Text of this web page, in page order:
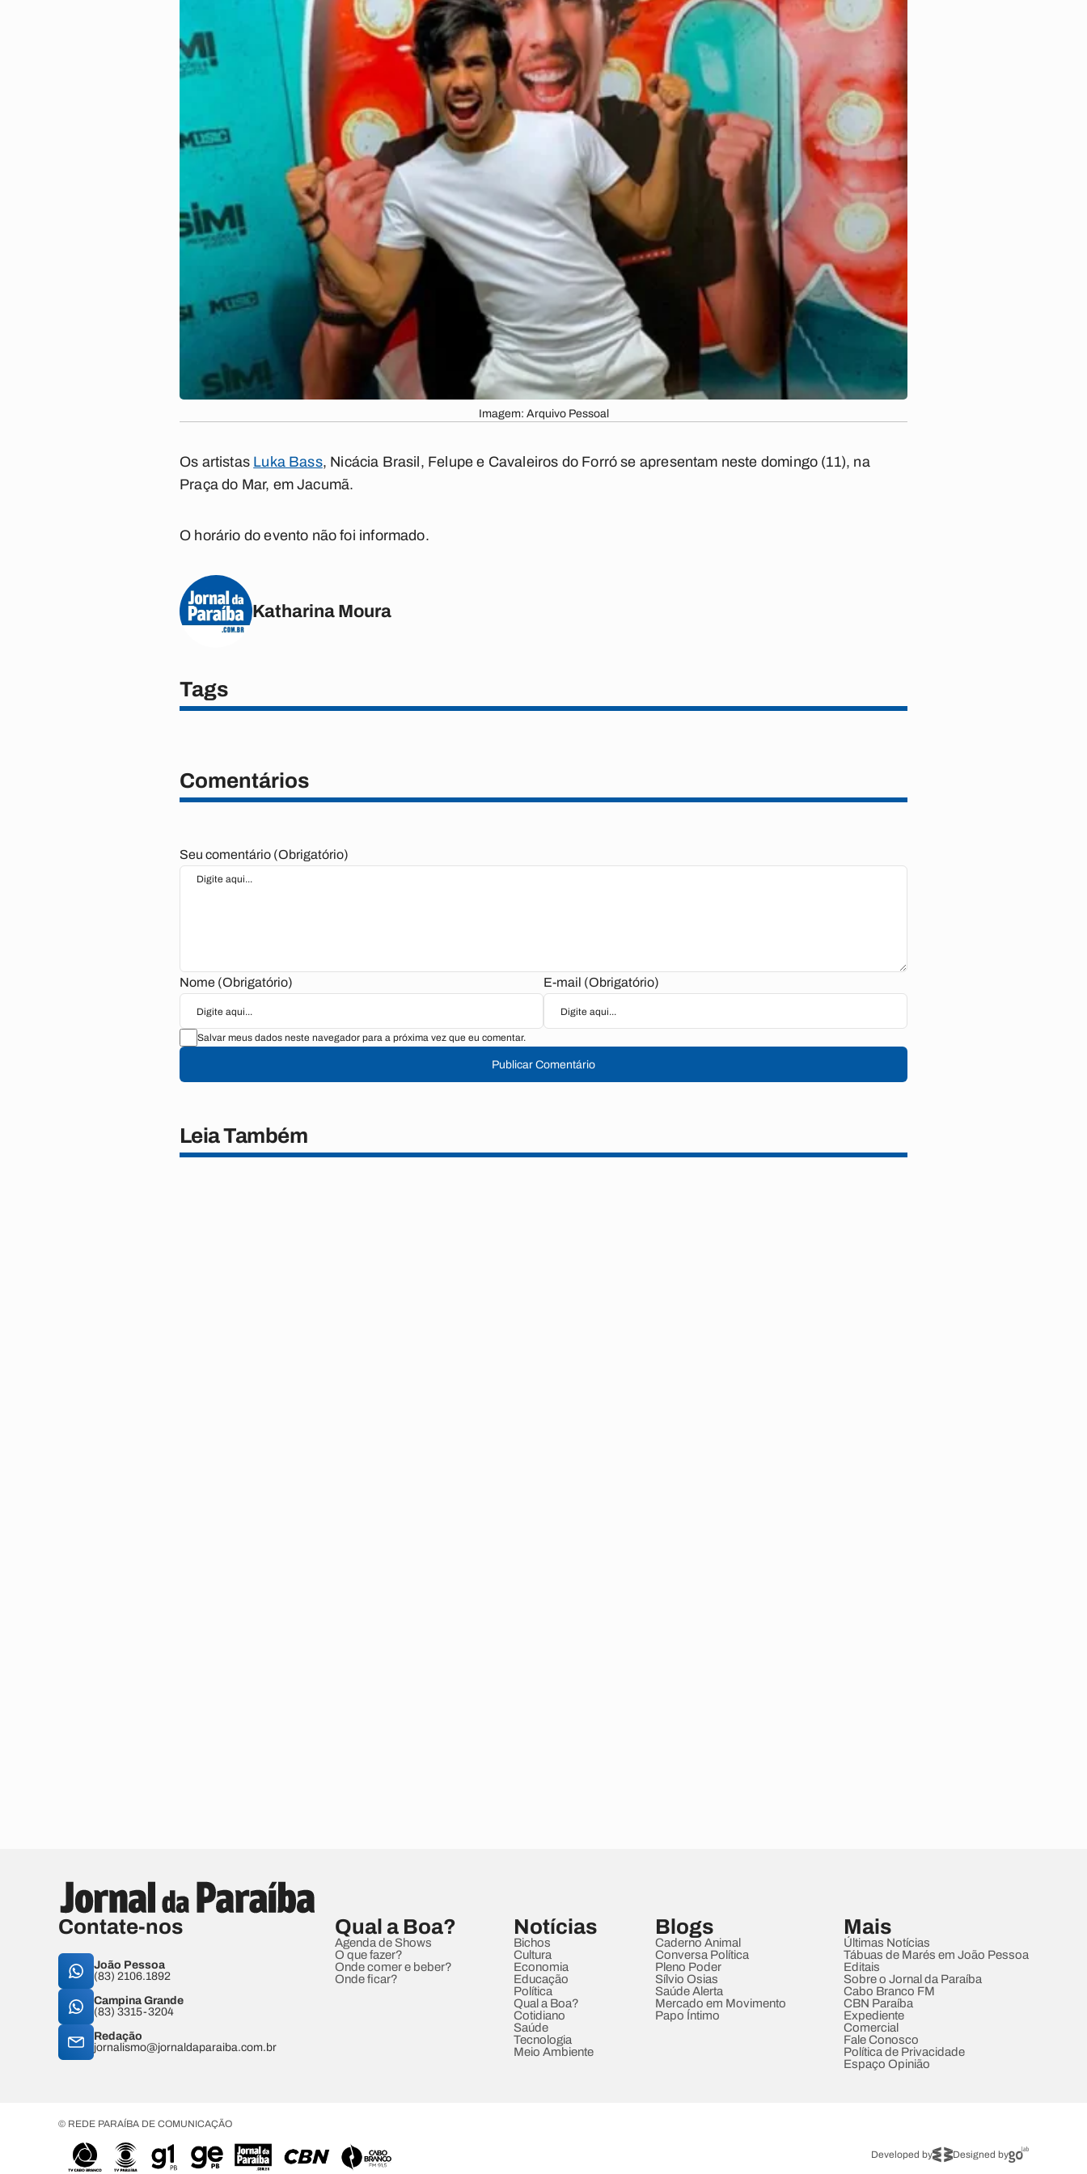
Imagem: Arquivo Pessoal
Os artistas Luka Bass, Nicácia Brasil, Felupe e Cavaleiros do Forró se apresentam neste domingo (11), na
Praça do Mar, em Jacumã.
O horário do evento não foi informado.
Katharina Moura
Tags
Comentários
Seu comentário (Obrigatório)
Nome (Obrigatório) E-mail (Obrigatório)
Salvar meus dados neste navegador para a próxima vez que eu comentar.
Publicar Comentário
Leia Também
Contate-nos
João Pessoa
(83) 2106.1892
Campina Grande
(83) 3315-3204
Redação
jornalismo@jornaldaparaiba.com.br
Qual a Boa?
Agenda de Shows
O que fazer?
Onde comer e beber?
Onde ficar?
Notícias
Bichos
Cultura
Economia
Educação
Política
Qual a Boa?
Cotidiano
Saúde
Tecnologia
Meio Ambiente
Blogs
Caderno Animal
Conversa Política
Pleno Poder
Sílvio Osias
Saúde Alerta
Mercado em Movimento
Papo Íntimo
Mais
Últimas Notícias
Tábuas de Marés em João Pessoa
Editais
Sobre o Jornal da Paraíba
Cabo Branco FM
CBN Paraíba
Expediente
Comercial
Fale Conosco
Política de Privacidade
Espaço Opinião
© REDE PARAÍBA DE COMUNICAÇÃO
Developed by Designed by